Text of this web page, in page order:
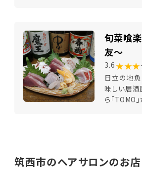
旬菜喰
友～
3.6 ★★★
日立の地
味しい居酒
ら「TOMO
筑西市のヘアサロンのお店